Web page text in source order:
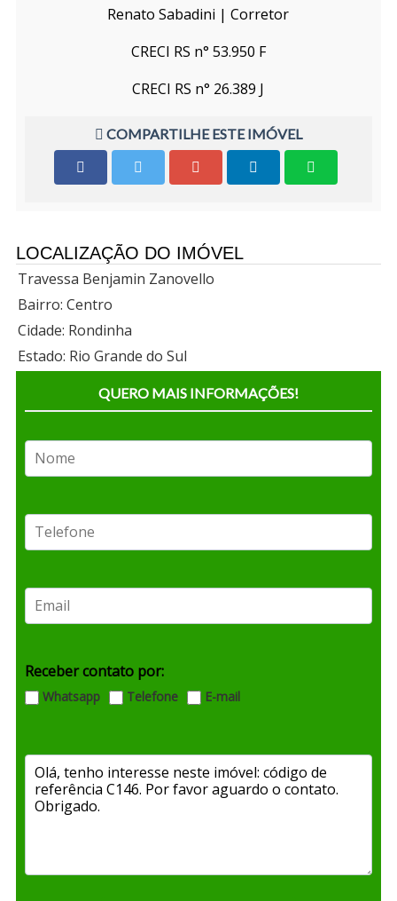
Renato Sabadini | Corretor
CRECI RS n° 53.950 F
CRECI RS n° 26.389 J
COMPARTILHE ESTE IMÓVEL
LOCALIZAÇÃO DO IMÓVEL
Travessa Benjamin Zanovello
Bairro: Centro
Cidade: Rondinha
Estado: Rio Grande do Sul
QUERO MAIS INFORMAÇÕES!
Receber contato por:
Whatsapp Telefone E-mail